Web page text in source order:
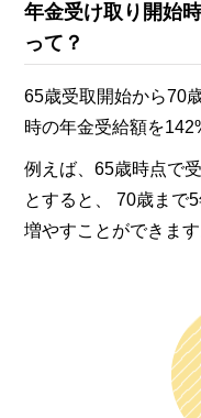
年金受け取り開始
って？
65歳受取開始から70
時の年金受給額を
例えば、65歳時点で
とすると、 70歳まで
増やすことができます